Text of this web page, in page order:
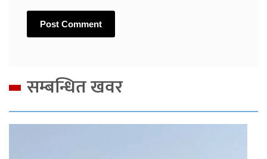
सम्बन्धित खवर